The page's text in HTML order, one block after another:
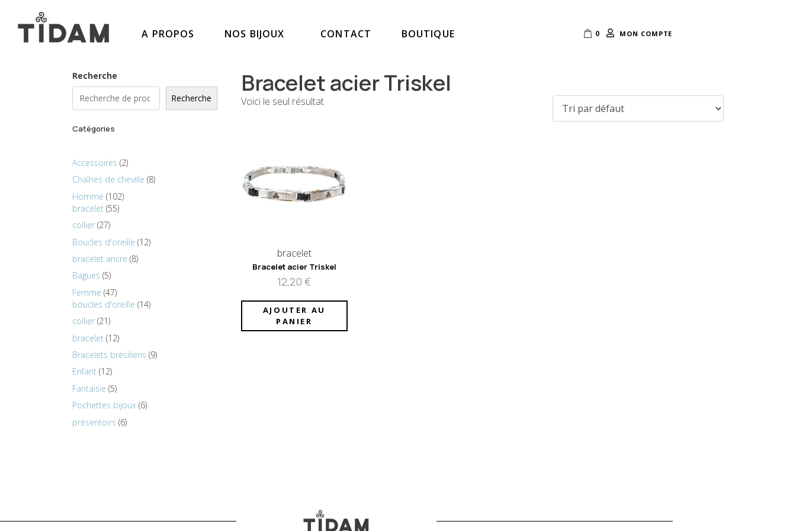
A PROPOS NOS BIJOUX CONTACT BOUTIQUE 0 MON COMPTE
Bracelet acier Triskel
Voici le seul résultat
bracelet
Bracelet acier Triskel
12,20€
AJOUTER AU
PANIER
Recherche
Recherche
Catégories
Accessoires 2
Chaînes de cheville 8
Homme 102
bracelet 55
collier 27
Boucles d'oreille 12
bracelet ancre 8
Bagues 5
Femme 47
boucles d'oreille 14
collier 21
bracelet 12
Bracelets brésiliens 9
Enfant 12
Fantaisie 5
Pochettes bijoux 6
présentoirs 6